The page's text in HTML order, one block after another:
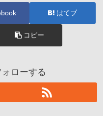
はてブ
コピー
ローする